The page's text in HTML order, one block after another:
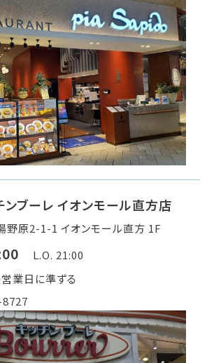
ンブーレ イオンモール直方店
野原2-1-1 イオンモール直方 1F
L.O. 21:00
業日に準ずる